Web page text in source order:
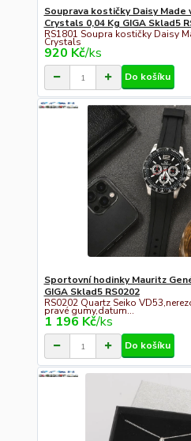
Souprava kostičky Daisy Made
Crystals 0,04 Kg GIGA Sklad5
RS1801 Soupra kostičky Daisy
Crystals
920 Kč/ks
Do košíku
Sportovní hodinky Mauritz
GIGA Sklad5 RS0202
RS0202 Quartz Seiko
pravé gumy,datum...
1 196 Kč/ks
Do košíku